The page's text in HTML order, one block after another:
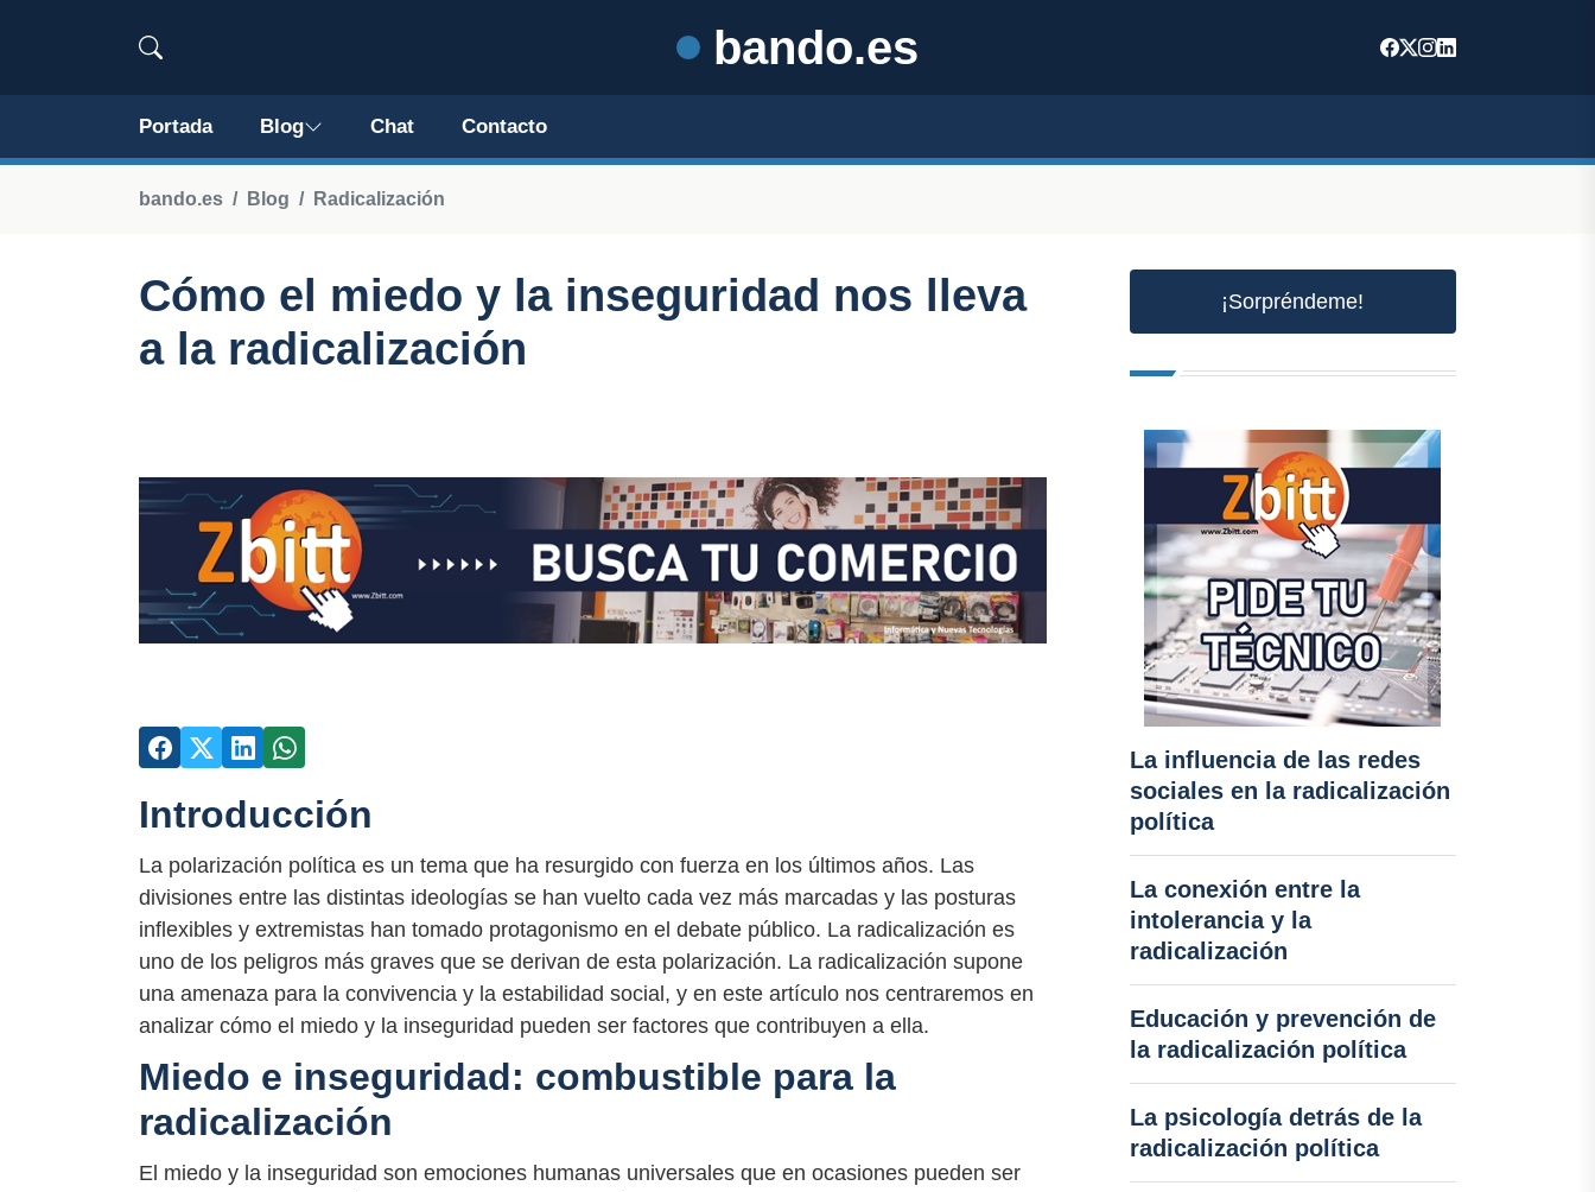
bando.es
Portada Blog Chat Contacto
bando.es Blog Radicalización
Cómo el miedo y la inseguridad nos lleva
a la radicalización
Introducción
La polarización política es un tema que ha resurgido con fuerza en los últimos años. Las
divisiones entre las distintas ideologías se han vuelto cada vez más marcadas y las posturas
inflexibles y extremistas han tomado protagonismo en el debate público. La radicalización es
uno de los peligros más graves que se derivan de esta polarización. La radicalización supone
una amenaza para la convivencia y la estabilidad social, y en este artículo nos centraremos en
analizar cómo el miedo y la inseguridad pueden ser factores que contribuyen a ella.
Miedo e inseguridad: combustible para la
radicalización
El miedo y la inseguridad son emociones humanas universales que en ocasiones pueden ser
¡Sorpréndeme!
La influencia de las redes
sociales en la radicalización
política
La conexión entre la
intolerancia y la
radicalización
Educación y prevención de
la radicalización política
La psicología detrás de la
radicalización política